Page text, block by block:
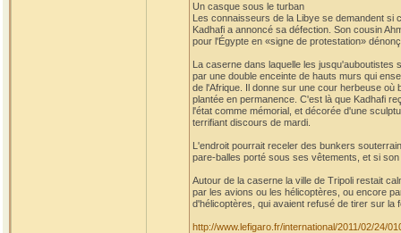
Un casque sous le turban
Les connaisseurs de la Libye se demandent si
Kadhafi a annoncé sa défection. Son cousin
pour l'Égypte en «signe de protestation»
La caserne dans laquelle les
par une double enceinte de hauts murs qui
de l'Afrique. Il donne sur une cour herbeuse où
plantée en permanence. C'est là que Kadhafi
l'état comme mémorial, et décorée d'une
terrifiant discours de mardi.
L'endroit pourrait receler des bunkers
pare-balles porté sous ses vêtements, et si
Autour de la caserne la ville de Tripoli restait
par les avions ou les hélicoptères, ou encore
d'hélicoptères, qui avaient refusé de tirer sur
http://www.lefigaro.fr/international/2011/02/24/